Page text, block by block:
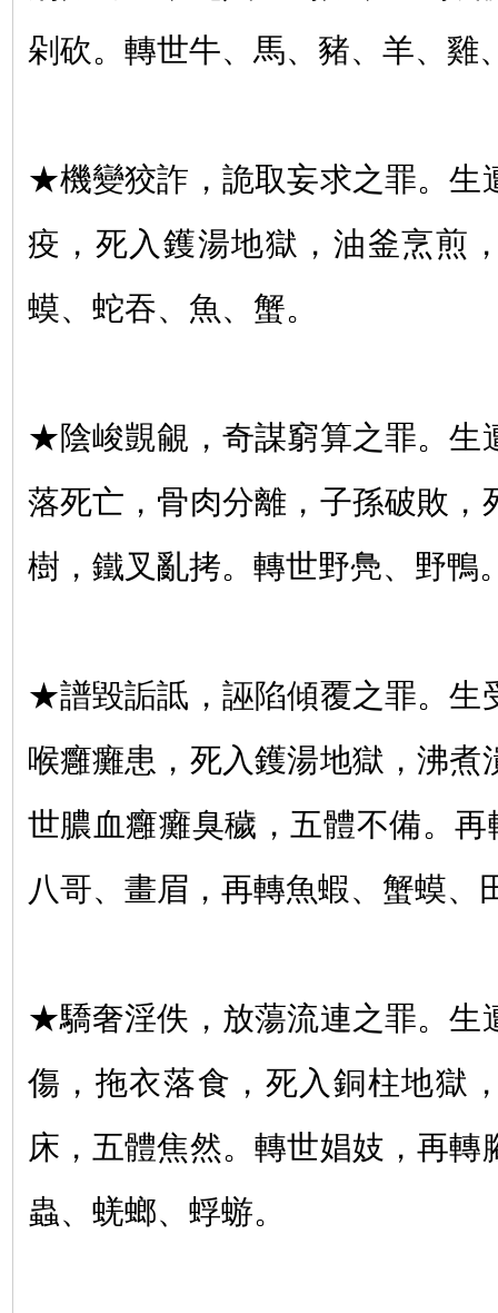
剁砍。轉世牛、馬、豬、羊、雞
★機變狡詐，詭取妄求之罪。生
疫，死入鑊湯地獄，油釜烹煎
蟆、蛇吞、魚、蟹。
★陰峻覬覦，奇謀窮算之罪。生
落死亡，骨肉分離，子孫破敗，
樹，鐵叉亂拷。轉世野鳧、野鴨
★譜毀詬詆，誣陷傾覆之罪。生
喉癰癱患，死入鑊湯地獄，沸煮
世膿血癰癱臭穢，五體不備。再
八哥、畫眉，再轉魚蝦、蟹蟆、
★驕奢淫佚，放蕩流連之罪。生
傷，拖衣落食，死入銅柱地獄
床，五體焦然。轉世娼妓，再轉
蟲、蜣螂、蜉蝣。